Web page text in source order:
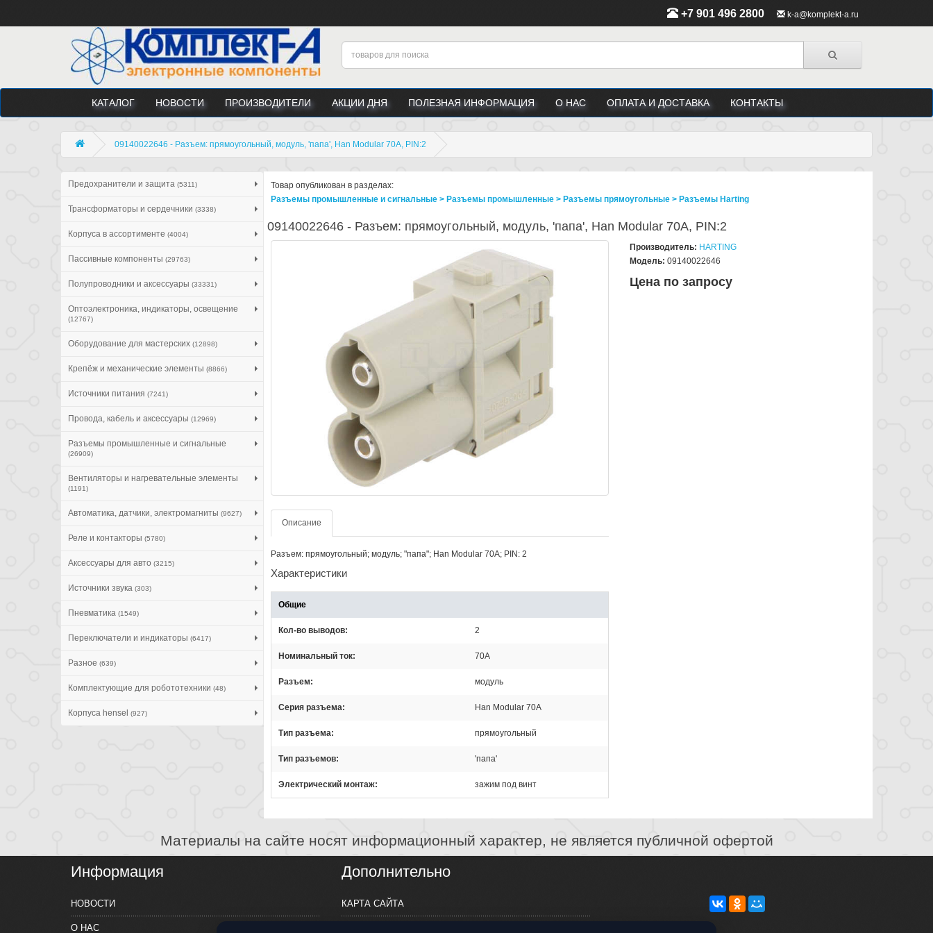
+7 901 496 2800 k-a@komplekt-a.ru
КАТАЛОГ НОВОСТИ ПРОИЗВОДИТЕЛИ АКЦИИ ДНЯ ПОЛЕЗНАЯ ИНФОРМАЦИЯ О НАС ОПЛАТА И ДОСТАВКА КОНТАКТЫ
09140022646 - Разъем: прямоугольный, модуль, 'папа', Han Modular 70A, PIN:2
Предохранители и защита (5311)
Трансформаторы и сердечники (3338)
Корпуса в ассортименте (4004)
Пассивные компоненты (29763)
Полупроводники и аксессуары (33331)
Оптоэлектроника, индикаторы, освещение
(12767)
Оборудование для мастерских (12898)
Крепёж и механические элементы (8866)
Источники питания (7241)
Провода, кабель и аксессуары (12969)
Разъемы промышленные и сигнальные
(26909)
Вентиляторы и нагревательные элементы
(1191)
Автоматика, датчики, электромагниты (9627)
Реле и контакторы (5780)
Аксессуары для авто (3215)
Источники звука (303)
Пневматика (1549)
Переключатели и индикаторы (6417)
Разное (639)
Комплектующие для робототехники (48)
Корпуса hensel (927)
Товар опубликован в разделах:
Разъемы промышленные и сигнальные > Разъeмы промышленные > Разъeмы прямоугольные > Разъeмы Harting
09140022646 - Разъем: прямоугольный, модуль, 'папа', Han Modular 70A, PIN:2
Описание
Разъем: прямоугольный; модуль; "папа"; Han Modular 70A; PIN: 2
Характеристики
Общие
Кол-во выводов 2
Номинальный ток 70А
Разъем модуль
Серия разъема Han Modular 70A
Тип разъема прямоугольный
Тип разъемов 'папа'
Электрический монтаж зажим под винт
Производитель: HARTING
Модель: 09140022646
Цена по запросу
Материалы на сайте носят информационный характер, не является публичной офертой
Информация
НОВОСТИ
О НАС
Дополнительно
КАРТА САЙТА